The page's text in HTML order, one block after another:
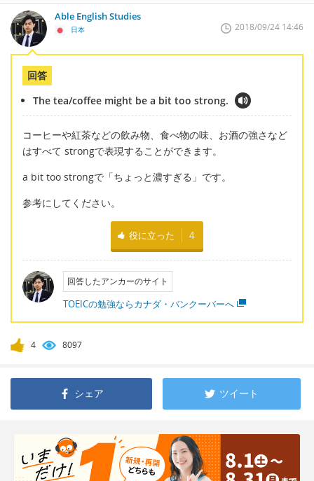
Able English Studies
日本 2018/09/24 14:46
回答
The tea/coffee might be a bit too strong.
コーヒーや紅茶などの飲み物、食べ物の味、お酒の強さなど
はすべて strongで表現することができます。
a bit too strongで「ちょっと濃すぎる」です。
参考にしてください。
役に立った 4
回答したアンカーのサイト
TOEICの勉強ならカナダ・バンクーバーへ
4 8097
シェア ツイート